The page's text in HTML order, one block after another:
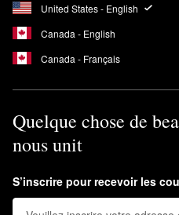
United States - English
Canada - English
Canada - Français
Quelque chose de
nous unit
S’inscrire pour recevoir les